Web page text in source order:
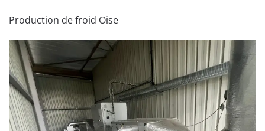
Production de froid Oise